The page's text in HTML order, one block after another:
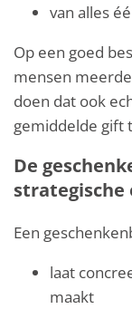
van alles
Op een goed
mensen
doen dat ook
gemiddelde gift
De
strategische
Een
laat
maakt